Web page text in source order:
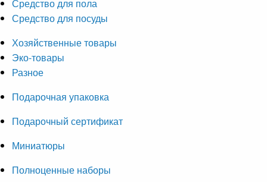
Средство для пола
Средство для посуды
Хозяйственные товары
Эко-товары
Разное
Подарочная упаковка
Подарочный сертификат
Миниатюры
Полноценные наборы